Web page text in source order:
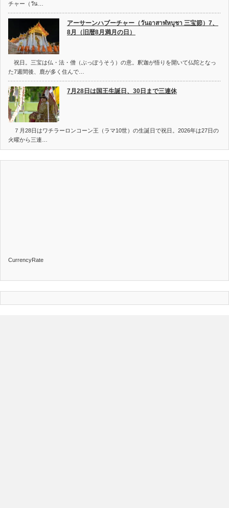
チャー（วัน…
アーサーンハブーチャー（วันอาสาฬหบูชา 三宝節）7、
8月（旧暦8月満月の日）
祝日。三宝は仏・法・僧（ぶっぽうそう）の意。釈迦が悟りを開いて仏陀となっ
た7週間後、鹿が多く住んで…
7月28日は国王生誕日、30日まで三連休
７月28日はワチラーロンコーン王（ラマ10世）の生誕日で祝日。2026年は27日の
火曜から三連…
CurrencyRate